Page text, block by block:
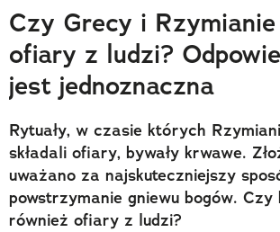
Trendbook Podróżniczy
Polecane
Czy Grecy i Rzymianie
ofiary z ludzi?
jest jednoznaczna
Rytuały, w czasie których
składali ofiary, bywały krwawe.
uważano za najskuteczniejszy
powstrzymanie gniewu bogów. Czy
również ofiary z ludzi?